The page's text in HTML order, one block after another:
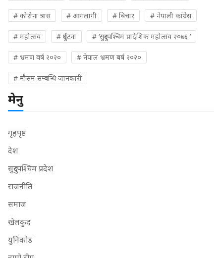
# कोरोना त्रास # आगलागी # बिचार # नेपाली कांग्रेस
# महोत्सव # दुर्घटना # ‘सुदुरपश्चिम प्रादेशिक महोत्सव २०७६ ’
# भ्रमण वर्ष २०२० # नेपाल भ्रमण बर्ष २०२०
# मौसम सम्बन्धि जानकारी
मेनु
गृहपृष्ठ
देश
सुदुरपश्चिम प्रदेश
राजनीति
समाज
खेलकुद
युनिकोड